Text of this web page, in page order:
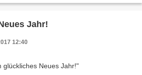
Jahr!
12:40